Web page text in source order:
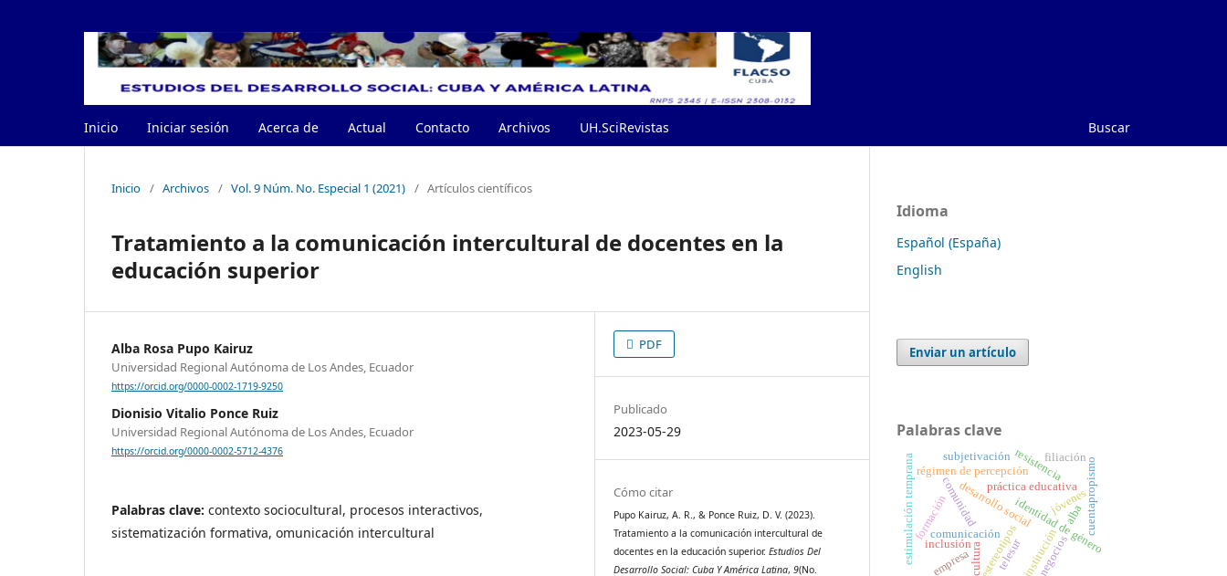
Inicio Iniciar sesión Acerca de Actual Contacto Archivos UH.SciRevistas Buscar
Inicio / Archivos / Vol. 9 Núm. No. Especial 1 (2021) / Artículos científicos
Tratamiento a la comunicación intercultural de docentes en la
educación superior
Alba Rosa Pupo Kairuz
Universidad Regional Autónoma de Los Andes, Ecuador
https://orcid.org/0000-0002-1719-9250
Dionisio Vitalio Ponce Ruiz
Universidad Regional Autónoma de Los Andes, Ecuador
https://orcid.org/0000-0002-5712-4376
Palabras clave: contexto sociocultural, procesos interactivos,
sistematización formativa, omunicación intercultural
PDF
Publicado
2023-05-29
Cómo citar
Pupo Kairuz, A. R., & Ponce Ruiz, D. V. (2023).
Tratamiento a la comunicación intercultural de
docentes en la educación superior.Estudios Del
Desarrollo Social: Cuba Y América Latina,9(No.
Idioma
Español (España)
English
Enviar un artículo
Palabras clave
identidad de género
comunicaciónestereotipos
cultura
inclusión
jóvenes
desarrollo social
comunidad práctica educativa
resistencia
institución
régimen de percepción
subjetivación
estimulación temprana cuentapropismo
negocios
formación
empresa
alba
telesur
filiación